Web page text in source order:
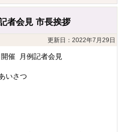
者会見 市長挨拶
更新日：2022年7月29日
催 月例記者会見
いさつ